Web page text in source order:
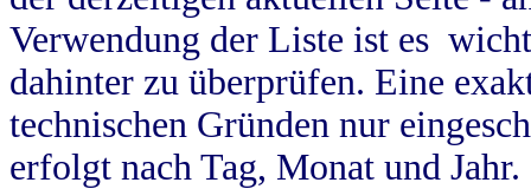
Verwendung der Liste ist es
dahinter zu überprüfen. Eine
technischen Gründen nur
erfolgt nach Tag, Monat und Jahr.